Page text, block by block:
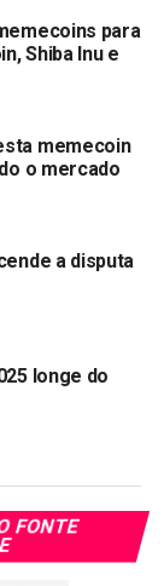
silenciosode
nesta
611
dessas
para
Shiba Inu e
memecoin
o mercado
a disputa
longe do
FONTE